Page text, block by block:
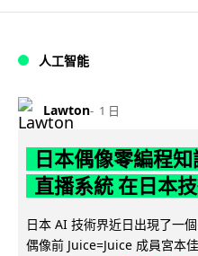
人工智能
Lawton 1 日
日本偶像零編程
直播系統 在日本
日本 AI 技術界近日出現了一
偶像前 Juice=Juice 成員宮本